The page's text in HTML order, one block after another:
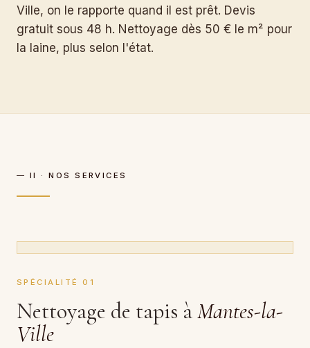
Ville, on le rapporte quand il est prêt. Devis
gratuit sous 48 h. Nettoyage dès 50 € le m² pour
la laine, plus selon l'état.
— II · NOS SERVICES
SPÉCIALITÉ 01
Nettoyage de tapis àMantes-la-
Ville